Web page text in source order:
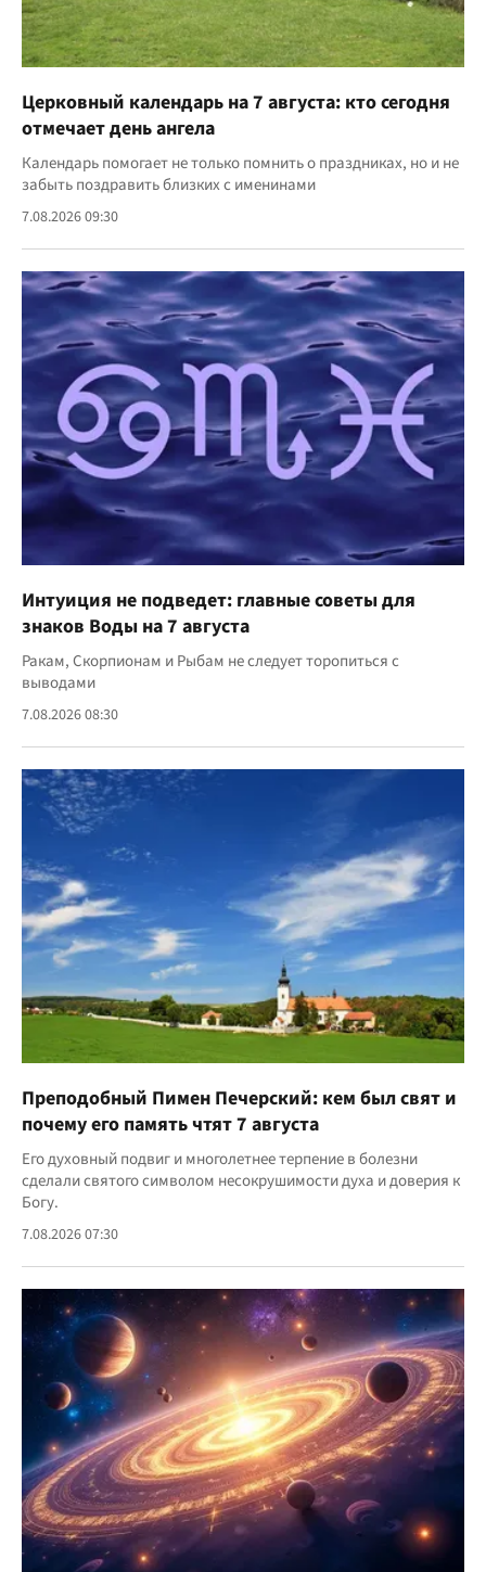
Церковный календарь на 7 августа: кто сегодня
отмечает день ангела
Календарь помогает не только помнить о праздниках, но и не
забыть поздравить близких с именинами
7.08.2026 09:30
Интуиция не подведет: главные советы для
знаков Воды на 7 августа
Ракам, Скорпионам и Рыбам не следует торопиться с
выводами
7.08.2026 08:30
Преподобный Пимен Печерский: кем был свят и
почему его память чтят 7 августа
Его духовный подвиг и многолетнее терпение в болезни
сделали святого символом несокрушимости духа и доверия к
Богу.
7.08.2026 07:30